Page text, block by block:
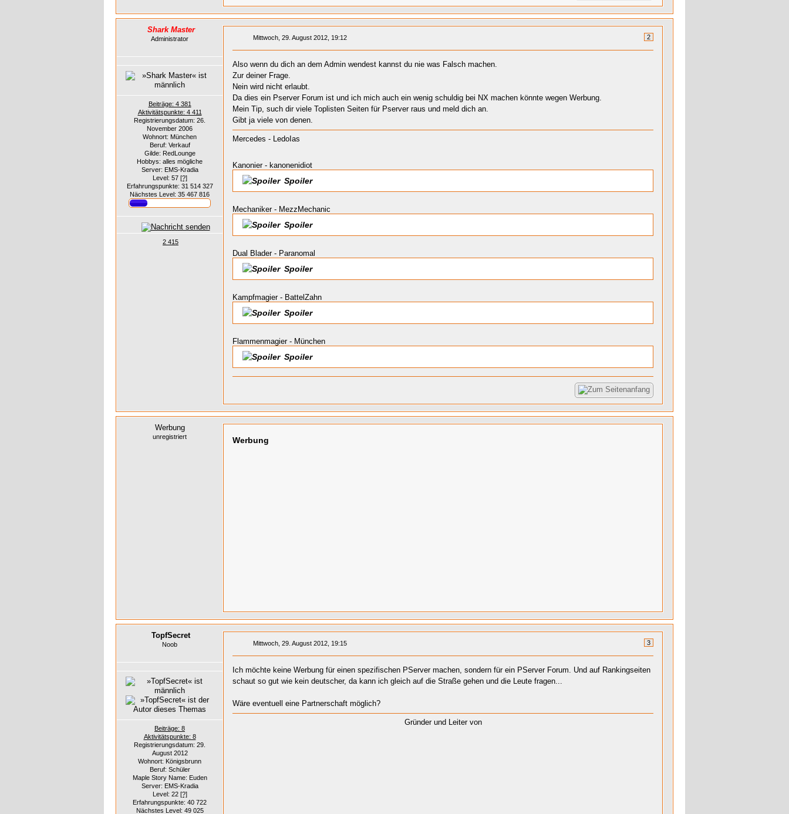
Shark Master
Administrator
Beiträge: 4 381
Aktivitätspunkte: 4 411
Registrierungsdatum: 26.
November 2006
Wohnort: München
Beruf: Verkauf
Gilde: RedLounge
Hobbys: alles mögliche
Server: EMS-Kradia
Level: 57 [?]
Erfahrungspunkte: 31 514 327
Nächstes Level: 35 467 816
2 415
2
Mittwoch, 29. August 2012, 19:12
Also wenn du dich an dem Admin wendest kannst du nie was Falsch machen.
Zur deiner Frage.
Nein wird nicht erlaubt.
Da dies ein Pserver Forum ist und ich mich auch ein wenig schuldig bei NX machen könnte wegen Werbung.
Mein Tip, such dir viele Toplisten Seiten für Pserver raus und meld dich an.
Gibt ja viele von denen.
Mercedes - LedoIas
Kanonier - kanonenidiot
Spoiler
Mechaniker - MezzMechanic
Spoiler
Dual Blader - Paranomal
Spoiler
Kampfmagier - BattelZahn
Spoiler
Flammenmagier - München
Spoiler
Werbung
unregistriert Werbung
TopfSecret
Noob
Beiträge: 8
Aktivitätspunkte: 8
Registrierungsdatum: 29.
August 2012
Wohnort: Königsbrunn
Beruf: Schüler
Maple Story Name: Euden
Server: EMS-Kradia
Level: 22 [?]
Erfahrungspunkte: 40 722
Nächstes Level: 49 025
3
Mittwoch, 29. August 2012, 19:15
Ich möchte keine Werbung für einen spezifischen PServer machen, sondern für ein PServer Forum. Und auf Rankingseiten
schaut so gut wie kein deutscher, da kann ich gleich auf die Straße gehen und die Leute fragen...
Wäre eventuell eine Partnerschaft möglich?
Gründer und Leiter von